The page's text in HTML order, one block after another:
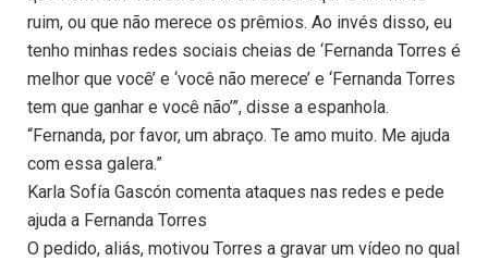
ruim, ou que não merece os prêmios. Ao invés disso, eu
tenho minhas redes sociais cheias de ‘Fernanda Torres é
melhor que você’ e ‘você não merece’ e ‘Fernanda Torres
tem que ganhar e você não’”, disse a espanhola.
“Fernanda, por favor, um abraço. Te amo muito. Me ajuda
com essa galera.”
Karla Sofía Gascón comenta ataques nas redes e pede
ajuda a Fernanda Torres
O pedido, aliás, motivou Torres a gravar um vídeo no qual